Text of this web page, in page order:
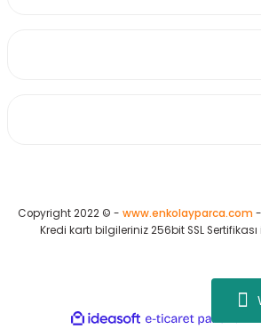
Copyright 2022 © - www.enkolayparca.com
Kredi kartı bilgileriniz 256bit SSL
ideasoft